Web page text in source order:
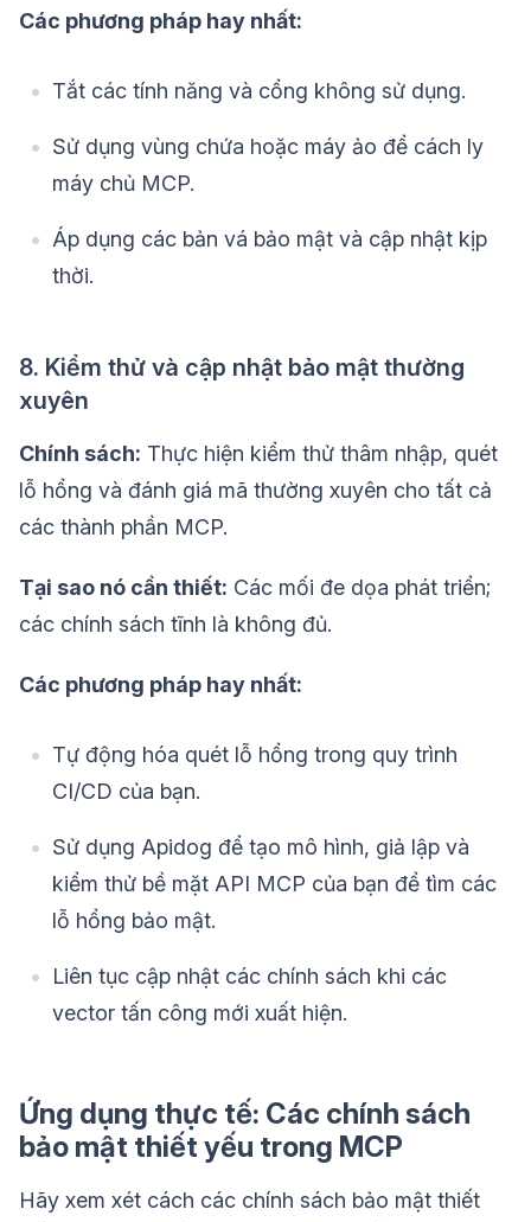
Các phương pháp hay nhất:
Tắt các tính năng và cổng không sử dụng.
Sử dụng vùng chứa hoặc máy ảo để cách ly
máy chủ MCP.
Áp dụng các bản vá bảo mật và cập nhật kịp
thời.
8. Kiểm thử và cập nhật bảo mật thường
xuyên
Chính sách: Thực hiện kiểm thử thâm nhập, quét
lỗ hổng và đánh giá mã thường xuyên cho tất cả
các thành phần MCP.
Tại sao nó cần thiết: Các mối đe dọa phát triển;
các chính sách tĩnh là không đủ.
Các phương pháp hay nhất:
Tự động hóa quét lỗ hổng trong quy trình
CI/CD của bạn.
Sử dụng Apidog để tạo mô hình, giả lập và
kiểm thử bề mặt API MCP của bạn để tìm các
lỗ hổng bảo mật.
Liên tục cập nhật các chính sách khi các
vector tấn công mới xuất hiện.
Ứng dụng thực tế: Các chính sách
bảo mật thiết yếu trong MCP
Hãy xem xét cách các chính sách bảo mật thiết